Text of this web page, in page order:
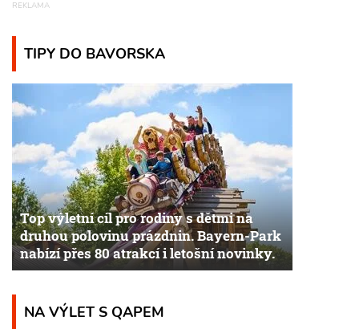
TIPY DO BAVORSKA
Top výletní cíl pro rodiny s dětmi na
druhou polovinu prázdnin. Bayern-Park
nabízí přes 80 atrakcí i letošní novinky.
NA VÝLET S QAPEM